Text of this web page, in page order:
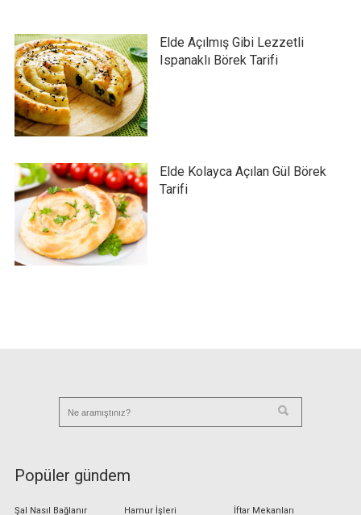
Elde Açılmış Gibi Lezzetli
Ispanaklı Börek Tarifi
Elde Kolayca Açılan Gül Börek
Tarifi
Popüler gündem
Şal Nasıl Bağlanır Hamur İşleri İftar Mekanları